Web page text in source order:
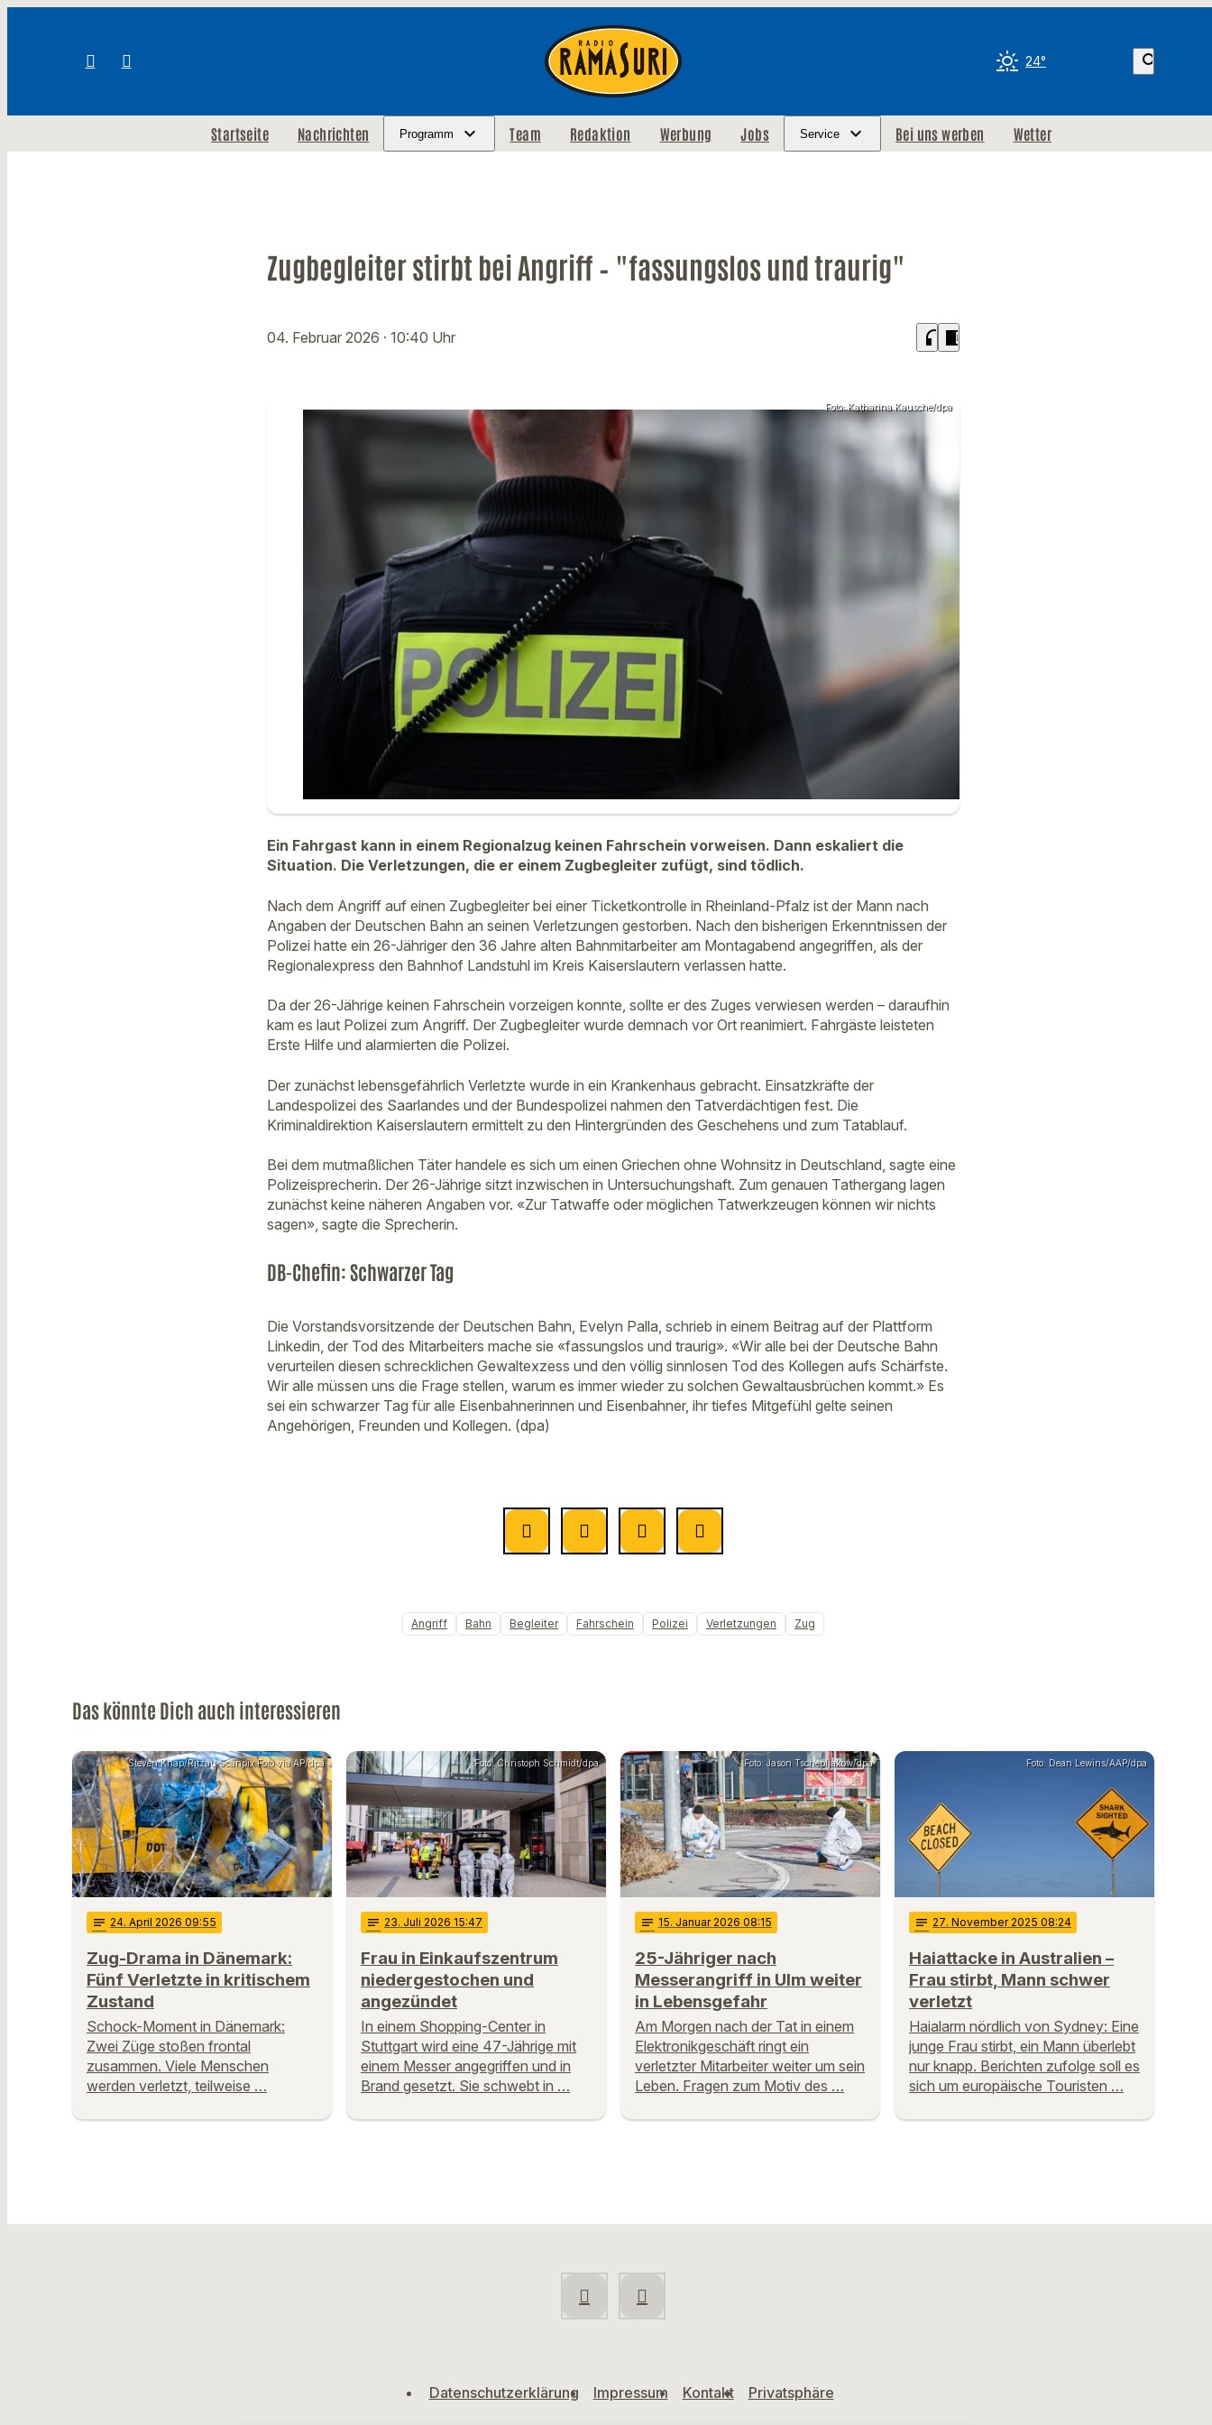
24° search
Startseite Nachrichten Programm Team Redaktion Werbung Jobs Service Bei uns werben Wetter
Zugbegleiter stirbt bei Angriff – "fassungslos und traurig"
04. Februar 2026 · 10:40 Uhr headphones chrome_reader_mode
Foto: Katharina Kausche/dpa
Ein Fahrgast kann in einem Regionalzug keinen Fahrschein vorweisen. Dann eskaliert die
Situation. Die Verletzungen, die er einem Zugbegleiter zufügt, sind tödlich.
Nach dem Angriff auf einen Zugbegleiter bei einer Ticketkontrolle in Rheinland-Pfalz ist der Mann nach
Angaben der Deutschen Bahn an seinen Verletzungen gestorben. Nach den bisherigen Erkenntnissen der
Polizei hatte ein 26-Jähriger den 36 Jahre alten Bahnmitarbeiter am Montagabend angegriffen, als der
Regionalexpress den Bahnhof Landstuhl im Kreis Kaiserslautern verlassen hatte.
Da der 26-Jährige keinen Fahrschein vorzeigen konnte, sollte er des Zuges verwiesen werden – daraufhin
kam es laut Polizei zum Angriff. Der Zugbegleiter wurde demnach vor Ort reanimiert. Fahrgäste leisteten
Erste Hilfe und alarmierten die Polizei.
Der zunächst lebensgefährlich Verletzte wurde in ein Krankenhaus gebracht. Einsatzkräfte der
Landespolizei des Saarlandes und der Bundespolizei nahmen den Tatverdächtigen fest. Die
Kriminaldirektion Kaiserslautern ermittelt zu den Hintergründen des Geschehens und zum Tatablauf.
Bei dem mutmaßlichen Täter handele es sich um einen Griechen ohne Wohnsitz in Deutschland, sagte eine
Polizeisprecherin. Der 26-Jährige sitzt inzwischen in Untersuchungshaft. Zum genauen Tathergang lagen
zunächst keine näheren Angaben vor. «Zur Tatwaffe oder möglichen Tatwerkzeugen können wir nichts
sagen», sagte die Sprecherin.
DB-Chefin: Schwarzer Tag
Die Vorstandsvorsitzende der Deutschen Bahn, Evelyn Palla, schrieb in einem Beitrag auf der Plattform
Linkedin, der Tod des Mitarbeiters mache sie «fassungslos und traurig». «Wir alle bei der Deutsche Bahn
verurteilen diesen schrecklichen Gewaltexzess und den völlig sinnlosen Tod des Kollegen aufs Schärfste.
Wir alle müssen uns die Frage stellen, warum es immer wieder zu solchen Gewaltausbrüchen kommt.» Es
sei ein schwarzer Tag für alle Eisenbahnerinnen und Eisenbahner, ihr tiefes Mitgefühl gelte seinen
Angehörigen, Freunden und Kollegen. (dpa)
Angriff Bahn Begleiter Fahrschein Polizei Verletzungen Zug
Das könnte Dich auch interessieren
Steven Knap/Ritzau Scanpix Foto via AP/dpa
notes 24. April 2026 09:55
Zug-Drama in Dänemark:
Fünf Verletzte in kritischem
Zustand
Schock-Moment in Dänemark:
Zwei Züge stoßen frontal
zusammen. Viele Menschen
werden verletzt, teilweise …
Foto: Christoph Schmidt/dpa
notes 23. Juli 2026 15:47
Frau in Einkaufszentrum
niedergestochen und
angezündet
In einem Shopping-Center in
Stuttgart wird eine 47-Jährige mit
einem Messer angegriffen und in
Brand gesetzt. Sie schwebt in …
Foto: Jason Tschepljakow/dpa
notes 15. Januar 2026 08:15
25-Jähriger nach
Messerangriff in Ulm weiter
in Lebensgefahr
Am Morgen nach der Tat in einem
Elektronikgeschäft ringt ein
verletzter Mitarbeiter weiter um sein
Leben. Fragen zum Motiv des …
Foto: Dean Lewins/AAP/dpa
notes 27. November 2025 08:24
Haiattacke in Australien –
Frau stirbt, Mann schwer
verletzt
Haialarm nördlich von Sydney: Eine
junge Frau stirbt, ein Mann überlebt
nur knapp. Berichten zufolge soll es
sich um europäische Touristen …
Datenschutzerklärung Impressum Kontakt Privatsphäre